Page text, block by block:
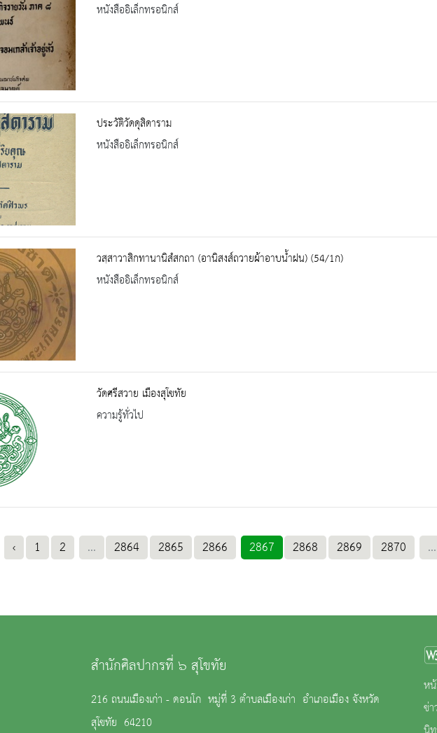
หนังสืออิเล็กทรอนิกส์
ประวัติวัดดุสิดาราม
หนังสืออิเล็กทรอนิกส์
วสฺสาวาสิกทานานิสํสกถา (อานิสงส์ถวายผ้าอาบน้ำฝน) (54/1ก)
หนังสืออิเล็กทรอนิกส์
วัดศรีสวาย เมืองสุโขทัย
ความรู้ทั่วไป
‹ 1 2 ... 2864 2865 2866 2867 2868 2869 2870 ...
สำนักศิลปากรที่ ๖ สุโขทัย
216 ถนนเมืองเก่า - ดอนโก หมู่ที่ 3 ตำบลเมืองเก่า อำเภอเมือง จังหวัด
สุโขทัย 64210
ห
ข่